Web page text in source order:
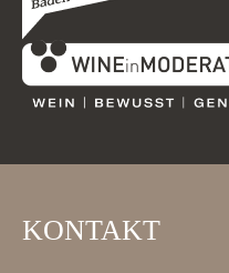
KONTAKT